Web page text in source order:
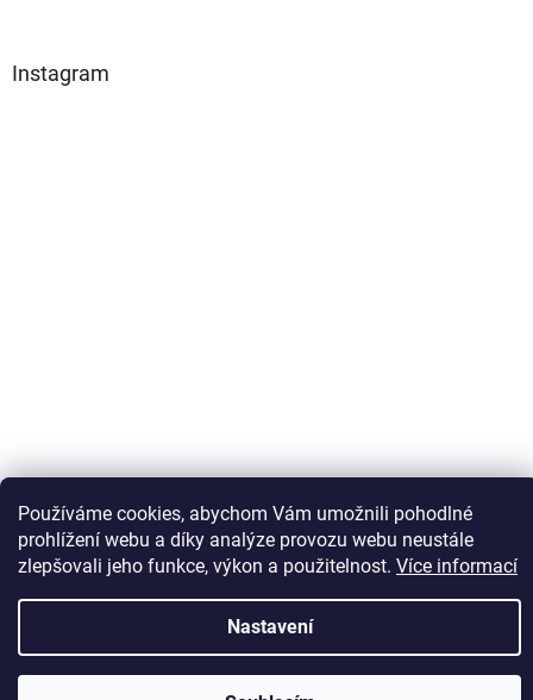
Používáme cookies, abychom Vám umožnili pohodlné
prohlížení webu a díky analýze provozu webu neustále
zlepšovali jeho funkce, výkon a použitelnost. Více informací
Nastavení
Instagram
Vytvořil Shoptet
Copyright 2026Kaps comm. Všechna práva vyhrazena.